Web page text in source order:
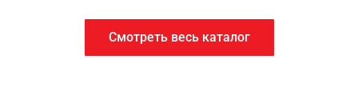
Смотреть весь каталог